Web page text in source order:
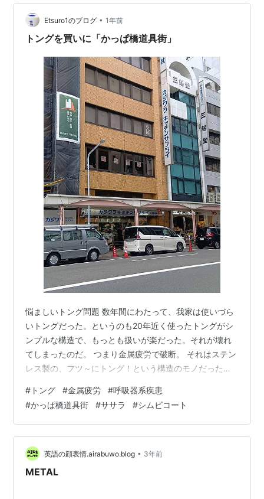
トング1本を、ワガハイにくれたのだった。つまり我がス
プーンと交換で手元にやってきたトングだった。このト
ングが使いやすくて、我家の理想形と…
Etsuro1のブログ • 1年前
トングを買いに「かっぱ橋道具街」
悩ましいトング問題 数年間にわたって、我家は使いづら
いトングだった。というのも20年近く使ったトングがシ
ンプルな構造で、もっとも扱いが楽だった。それが壊れ
てしまったのだ。 つまり金属疲労で破断。 それはステン
レス製の、フツ～にトング！という構造のモノだった。
じようなモノは簡単に入手出来るだろうと思っていた。
世間知らず・・・だった。 探してみると、近隣のホーム
センターの商品棚には似ても似つかないトングばかりが
吊り下がっていた。耐久性に問題がありそうだったり、
機能性に問題があったり、更には衛生的に疑問のある構
造・材質のトングまであった。 ある時…
# トング #金属疲労 #呼吸器系疾患
#かっぱ橋道具街 #ササラ #シムビコート
英語の顔表情.airabuwo.blog • 3年前
METAL